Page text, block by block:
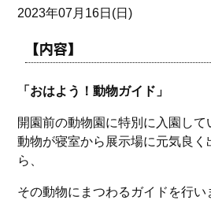
2023年07月16日(日)
【内容】
「おはよう！動物ガイド」
開園前の動物園に特別に入園して
動物が寝室から展示場に元気良
ら、
その動物にまつわるガイドを行い